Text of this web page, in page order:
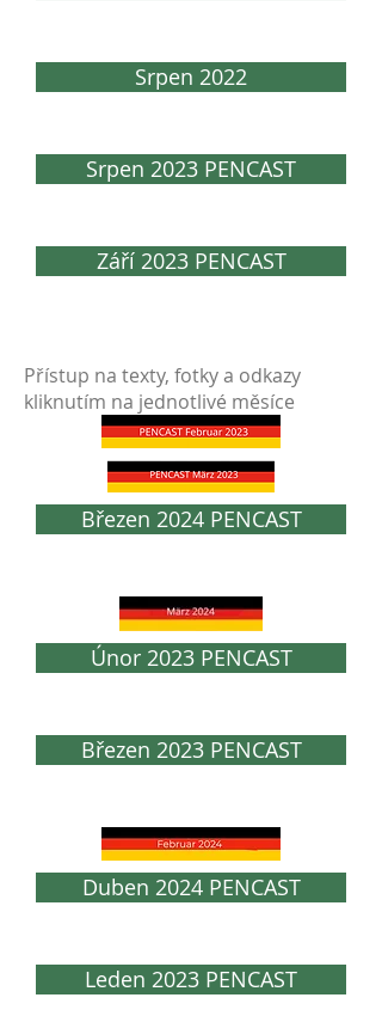
Srpen 2022
Srpen 2023 PENCAST
Září 2023 PENCAST
Přístup na texty, fotky a odkazy
kliknutím na jednotlivé měsíce
Březen 2024 PENCAST
Únor 2023 PENCAST
Březen 2023 PENCAST
Duben 2024 PENCAST
Leden 2023 PENCAST